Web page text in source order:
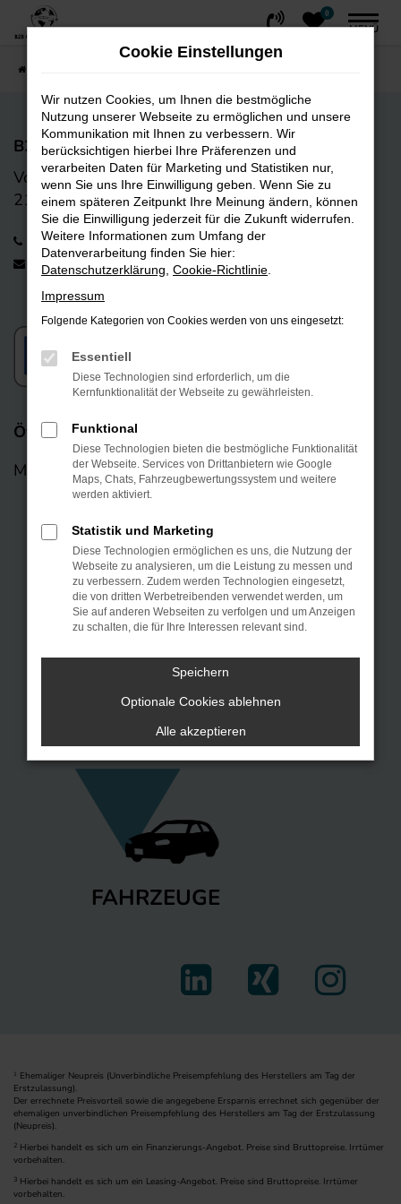
Zum
springen
0
MENÜ
B2B CarTrading GmbH
Vorwerk-Bogen 9
21255 Tostedt
+49 4182 238 01 12
info@b2bcartrading.de
Öffnungszeiten
Mo – Fr: 08:00 – 18:00 Uhr
KONTAKT
FAHRZEUGE
1
Ehemaliger Neupreis (Unverbindliche Preisempfehlung des Herstellers am Tag der
Erstzulassung).
Der errechnete Preisvorteil sowie die angegebene Ersparnis errechnet sich gegenüber der
ehemaligen unverbindlichen Preisempfehlung des Herstellers am Tag der Erstzulassung
(Neupreis).
2 Hierbei handelt es sich um ein Finanzierungs-Angebot. Preise sind Bruttopreise. Irrtümer
vorbehalten.
3 Hierbei handelt es sich um ein Leasing-Angebot. Preise sind Bruttopreise. Irrtümer
vorbehalten.
Cookie Einstellungen
Wir nutzen Cookies, um Ihnen die bestmögliche
Nutzung unserer Webseite zu ermöglichen und unsere
Kommunikation mit Ihnen zu verbessern. Wir
berücksichtigen hierbei Ihre Präferenzen und
verarbeiten Daten für Marketing und Statistiken nur,
wenn Sie uns Ihre Einwilligung geben. Wenn Sie zu
einem späteren Zeitpunkt Ihre Meinung ändern, können
Sie die Einwilligung jederzeit für die Zukunft widerrufen.
Weitere Informationen zum Umfang der
Datenverarbeitung finden Sie hier:
Datenschutzerklärung Cookie-Richtlinie
Impressum
Folgende Kategorien von Cookies werden von uns eingesetzt:
Essentiell
Diese Technologien sind erforderlich, um die
Kernfunktionalität der Webseite zu gewährleisten.
Funktional
Diese Technologien bieten die bestmögliche Funktionalität
der Webseite. Services von Drittanbietern wie Google
Maps, Chats, Fahrzeugbewertungssystem und weitere
werden aktiviert.
Statistik und Marketing
Diese Technologien ermöglichen es uns, die Nutzung der
Webseite zu analysieren, um die Leistung zu messen und
zu verbessern. Zudem werden Technologien eingesetzt,
die von dritten Werbetreibenden verwendet werden, um
Sie auf anderen Webseiten zu verfolgen und um Anzeigen
zu schalten, die für Ihre Interessen relevant sind.
Speichern
Optionale Cookies ablehnen
Alle akzeptieren